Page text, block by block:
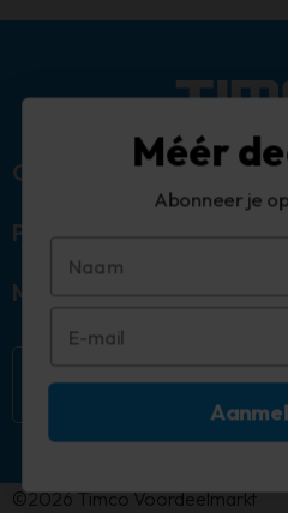
Over ons
Populaire categorieën
Mijn account
©2026 Timco Voordeelmarkt
Méér
Abonneer je